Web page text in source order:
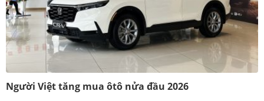
Người Việt tăng mua ôtô nửa đầu 2026